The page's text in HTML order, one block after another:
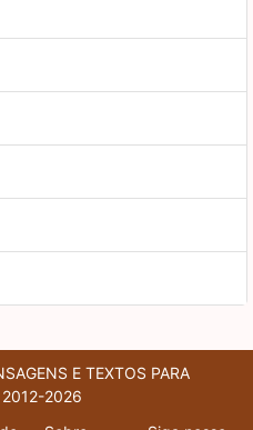
E TEXTOS PARA
2012-2026